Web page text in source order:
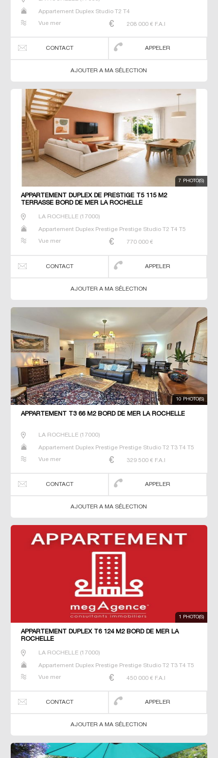
Appartement Duplex Studio T2 T4
Vue mer 208 000 € F.A.I
CONTACT APPELER
AJOUTER A MA SÉLECTION
7 PHOTO(S)
APPARTEMENT DUPLEX DE PRESTIGE T5 115 M2
TERRASSE BORD DE MER LA ROCHELLE
LA ROCHELLE(17000)
Appartement Duplex Prestige Prestige Studio T2 T4 T5
Vue mer 770 000 €
CONTACT APPELER
AJOUTER A MA SÉLECTION
10 PHOTO(S)
APPARTEMENT T3 66 M2 BORD DE MER LA ROCHELLE
LA ROCHELLE(17000)
Appartement Duplex Prestige Prestige Studio T2 T3 T4 T5
Vue mer 329 500 € F.A.I
CONTACT APPELER
AJOUTER A MA SÉLECTION
1 PHOTO(S)
APPARTEMENT DUPLEX T6 124 M2 BORD DE MER LA
ROCHELLE
LA ROCHELLE(17000)
Appartement Duplex Prestige Prestige Studio T2 T3 T4 T5
Vue mer
450 000 € F.A.I
CONTACT APPELER
AJOUTER A MA SÉLECTION